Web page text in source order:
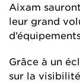
Aixam
leur grand
Grâce à un
sur la